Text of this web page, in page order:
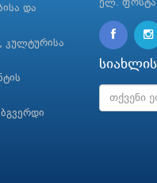
და
კულტურისა
ელ.